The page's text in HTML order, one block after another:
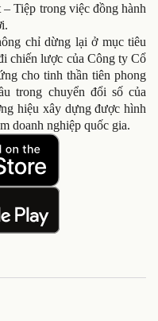
Tiệp trong việc đồng hành
chỉ dừng lại ở mục tiêu
chiến lược của Công ty Cổ
cho tinh thần tiên phong
trong chuyển đổi số của
hiệu xây dựng được hình
doanh nghiệp quốc gia.